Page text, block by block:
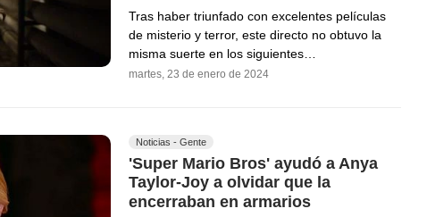
Tras haber triunfado con excelentes películas
de misterio y terror, este directo no obtuvo la
misma suerte en los siguientes…
martes, 23 de enero de 2024
Noticias - Gente
'Super Mario Bros' ayudó a Anya
Taylor-Joy a olvidar que la
encerraban en armarios